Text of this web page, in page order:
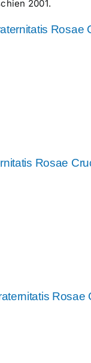
2001.
Rosae
Rosae
Rosae